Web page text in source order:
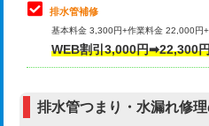
モルタル補修（厚さ10㎝まで）
モルタル補修（厚さ10㎝超え）
追加人工
式・ワンホール）)
交換・取付(排水栓・排水トラッ
交換・取付（その他部品）
排水管補修
基本料金 3,300円+作業料金 22,000円
WEB割引3,000円➡22,300
排水管つまり・水漏れ修